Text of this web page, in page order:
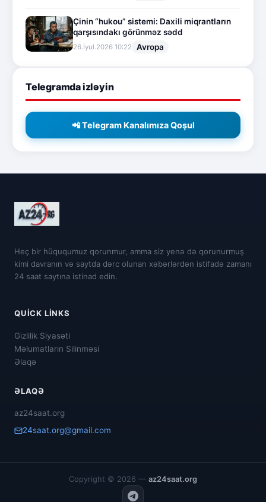
Çinin “hukou” sistemi: Daxili miqrantların
qarşısındakı görünməz sədd
26.İyul.2026 10:22 Avropa
Telegramda izləyin
📲 Telegram Kanalımıza Qoşul
Heç bir hüququmuz qorunmur, amma siz yenə də qorunurmuş
kimi davranın və saytda dərc olunan xəbərlərdən istifadə zamanı
24 saat saytına istinad edin.
QUICK LINKS
Gizlilik Siyasəti
Məlumatların Silinməsi
Əlaqə
ƏLAQƏ
az24saat.org
24saat.org@gmail.com
Copyright © 2026 — az24saat.org